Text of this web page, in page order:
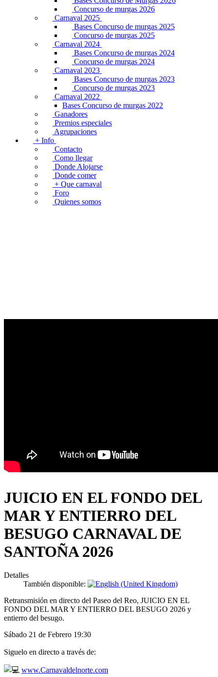
Concurso de murgas 2026
Carnaval 2025
Bases Concurso de murgas 2025
Concurso de murgas 2025
Carnaval 2024
Bases Concurso de murgas 2024
Concurso de murgas 2024
Carnaval 2023
Bases Concurso de murgas 2023
Concurso de murgas 2023
Carnaval 2022
Bases Concurso de murgas 2022
Ganadores
Premios especiales
Agrupaciones
+ Info
Contacto
Como llegar
Donde Alojarse
Donde comer
+ Que carnaval
Foro
Quienes somos
JUICIO EN EL FONDO DEL
MAR Y ENTIERRO DEL
BESUGO CARNAVAL DE
SANTOÑA 2026
Detalles
También disponible:
Retransmisión en directo del Paseo del Reo, JUICIO EN EL
FONDO DEL MAR Y ENTIERRO DEL BESUGO 2026 y
entierro del besugo.
Sábado 21 de Febrero 19:30
Siguelo en directo a través de:
www.Carnavaldelnorte.com